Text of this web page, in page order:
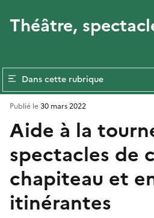
Théâtre,
Dans cette rubrique
Aide à la
spectacles de
chapiteau et
itinérantes
Publié le30 mars 2022